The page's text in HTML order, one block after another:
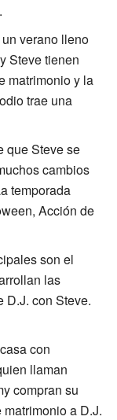
verano lleno
Steve tienen
matrimonio y la
trae una
que Steve se
cambios
temporada
Acción de
son el
las
D.J. con Steve.
con
llaman
compran su
a D.J.